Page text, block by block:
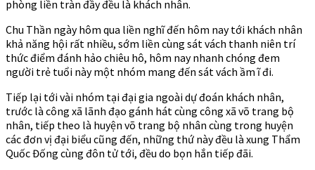
phòng liền tràn đầy đều là khách nhân.
Chu Thần ngày hôm qua liền nghĩ đến hôm nay tới khách nhân
khả năng hội rất nhiều, sớm liền cùng sát vách thanh niên trí
thức điểm đánh hảo chiêu hô, hôm nay nhanh chóng đem
người trẻ tuổi này một nhóm mang đến sát vách ầm ĩ đi.
Tiếp lại tới vài nhóm tại đại gia ngoài dự đoán khách nhân,
trước là công xã lãnh đạo gánh hát cùng công xã võ trang bộ
nhân, tiếp theo là huyện võ trang bộ nhân cùng trong huyện
các đơn vị đại biểu cũng đến, những thứ này đều là xung Thẩm
Quốc Đống cùng đôn tử tới, đều do bọn hắn tiếp đãi.